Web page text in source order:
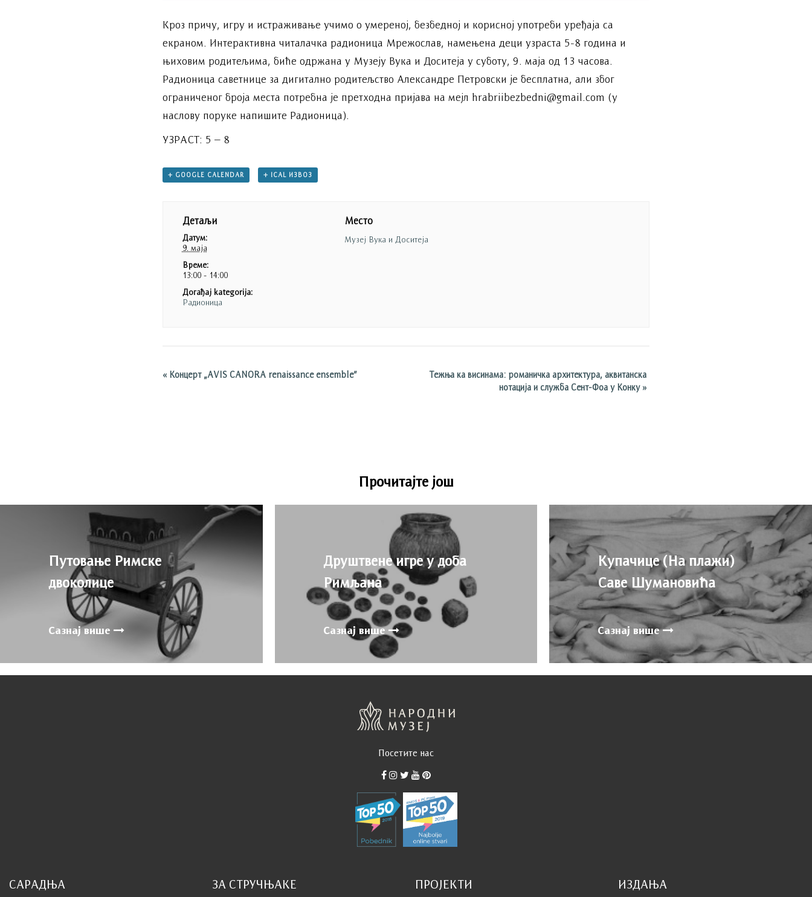
Кроз причу, игру и истраживање учимо о умереноj, безбедноj и корисној употреби уређаја са
екраном. Интерактивна читалачка радионица Мрежослав, намењена деци узраста 5-8 година и
њиховим родитељима, биће одржана у Музеју Вука и Доситеја у суботу, 9. мajа од 13 часова.
Радионица саветнице за дигитално родитељство Александре Петровски је бесплатна, али због
ограниченог броја места потребна је претходна пријава на мејл hrabriibezbedni@gmail.com (у
наслову поруке напишите Радионица).
УЗРАСТ: 5 – 8
+ GOOGLE CALENDAR + ICAL ИЗВОЗ
Детаљи
Датум:
9. маја
Време:
13:00 - 14:00
Догађај kategorija:
Радионица
Место
Музеј Вука и Доситеја
«Концерт „AVIS CANORA renaissance ensemble”
Тежња ка висинама: романичка архитектура, аквитанска
нотација и служба Сент-Фоа у Конку »
Прочитајте још
Путовање Римске
двоколице
Сазнај више
Друштвене игре у доба
Римљана
Сазнај више
Купачице (На плажи)
Саве Шумановића
Сазнај више
Посетите нас
САРАДЊА ЗА СТРУЧЊАКЕ ПРОЈЕКТИ ИЗДАЊА